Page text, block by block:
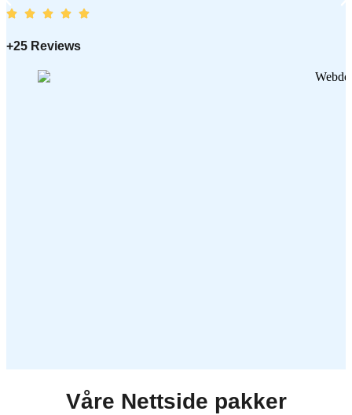
+25 Reviews
Våre Nettside pakker